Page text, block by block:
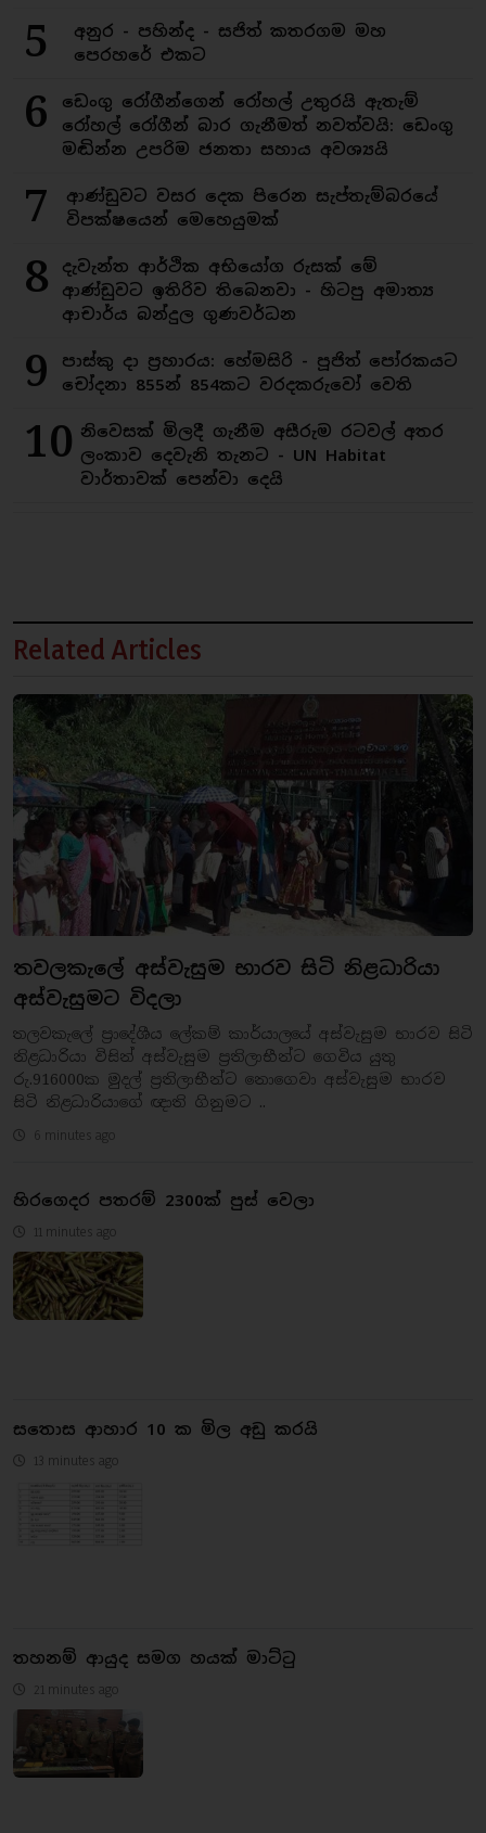
5
අනුර - පහින්ද - සජිත් කතරගම මහ
පෙරහරේ එකට
6
ඩෙංගු රෝගීන්ගෙන් රෝහල් උතුරයි ඇතැම්
රෝහල් රෝගීන් බාර ගැනීමත් නවත්වයි: ඩෙංගු
මඬින්න උපරිම ජනතා සහාය අවශ්‍යයි
7
ආණ්ඩුවට වසර දෙක පිරෙන සැප්තැම්බරයේ
විපක්ෂයෙන් මෙහෙයුමක්
8
දැවැන්ත ආර්ථික අභියෝග රුසක් මේ
ආණ්ඩුවට ඉතිරිව තිබෙනවා - හිටපු අමාත්‍ය
ආචාර්ය බන්දුල ගුණවර්ධන
9
පාස්කු දා ප්‍රහාරය: හේමසිරි - පූජිත් පෝරකයට
චෝදනා 855න් 854කට වරදකරුවෝ වෙති
10 නිවෙසක් මිලදී ගැනීම අසීරුම රටවල් අතර
ලංකාව දෙවැනි තැනට - UN Habitat
වාර්තාවක් පෙන්වා දෙයි
Related Articles
තවලකැලේ අස්වැසුම භාරව සිටි නිළධාරියා
අස්වැසුමට විදලා
තලවකැලේ ප්‍රාදේශීය ලේකම් කාර්යාලයේ අස්වැසුම භාරව සිටි
නිළධාරියා විසින් අස්වැසුම ප්‍රතිලාභීන්ට ගෙවිය යුතු
රු.916000ක මුදල් ප්‍රතිලාභීන්ට නොගෙවා අස්වැසුම භාරව
සිටි නිළධාරියාගේ ඥාති ගිනුමට ..
6 minutes ago
හිරගෙදර පතරම් 2300ක් පුස් වෙලා
11 minutes ago
සතොස ආහාර 10 ක මිල අඩු කරයි
13 minutes ago
තහනම් ආයුද සමග හයක් මාට්ටු
21 minutes ago